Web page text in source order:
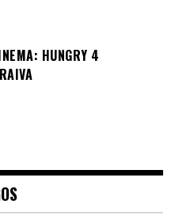
HUNGRY 4